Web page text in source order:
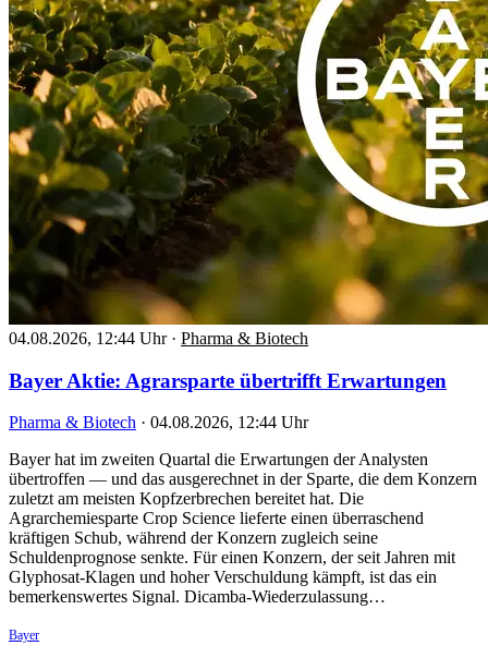
04.08.2026, 12:44 Uhr · Pharma & Biotech
Bayer Aktie: Agrarsparte übertrifft Erwartungen
Pharma & Biotech · 04.08.2026, 12:44 Uhr
Bayer hat im zweiten Quartal die Erwartungen der Analysten
übertroffen — und das ausgerechnet in der Sparte, die dem Konzern
zuletzt am meisten Kopfzerbrechen bereitet hat. Die
Agrarchemiesparte Crop Science lieferte einen überraschend
kräftigen Schub, während der Konzern zugleich seine
Schuldenprognose senkte. Für einen Konzern, der seit Jahren mit
Glyphosat-Klagen und hoher Verschuldung kämpft, ist das ein
bemerkenswertes Signal. Dicamba-Wiederzulassung…
Bayer